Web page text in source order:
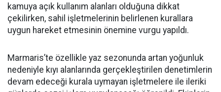
kamuya açık kullanım alanları olduğuna dikkat
çekilirken, sahil işletmelerinin belirlenen kurallara
uygun hareket etmesinin önemine vurgu yapıldı.
Marmaris’te özellikle yaz sezonunda artan yoğunluk
nedeniyle kıyı alanlarında gerçekleştirilen denetimlerin
devam edeceği kurala uymayan işletmelere ile ileriki